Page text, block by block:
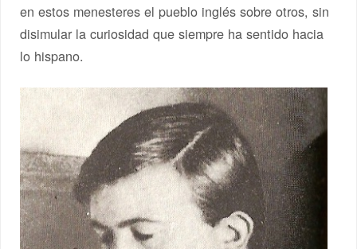
en estos menesteres el pueblo inglés sobre otros, sin
disimular la curiosidad que siempre ha sentido hacia
lo hispano.